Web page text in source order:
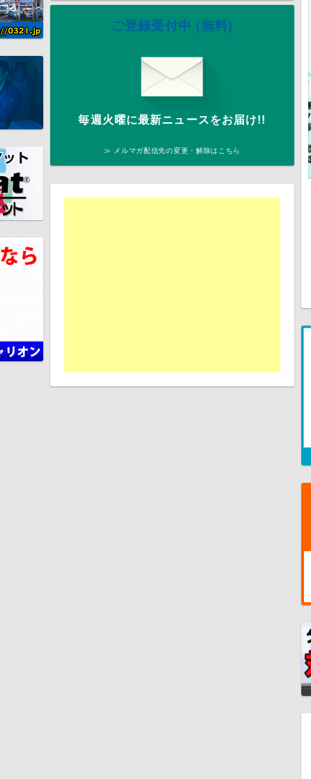
ご登録受付中 (無料)
毎週火曜に最新ニュースをお届け!!
≫ メルマガ配信先の変更・解除はこちら